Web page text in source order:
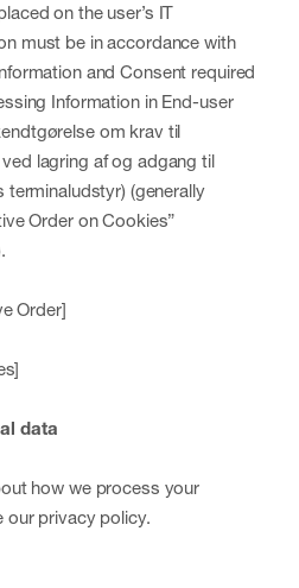
on the user’s IT
must be in accordance with
and Consent required
Information in End-user
om krav til
lagring af og adgang til
terminaludstyr) (generally
Order on Cookies”
Order]
data
how we process your
our privacy policy.